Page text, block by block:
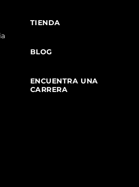
TIENDA
BLOG
ENCUENTRA UNA
CARRERA